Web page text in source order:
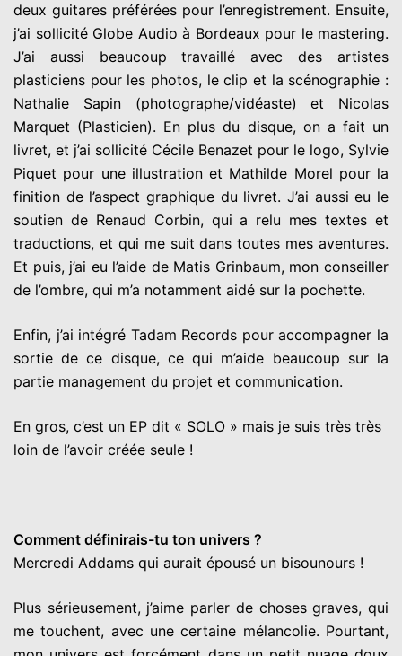
deux guitares préférées pour l’enregistrement. Ensuite,
j’ai sollicité Globe Audio à Bordeaux pour le mastering.
J’ai aussi beaucoup travaillé avec des artistes
plasticiens pour les photos, le clip et la scénographie :
Nathalie Sapin (photographe/vidéaste) et Nicolas
Marquet (Plasticien). En plus du disque, on a fait un
livret, et j’ai sollicité Cécile Benazet pour le logo, Sylvie
Piquet pour une illustration et Mathilde Morel pour la
finition de l’aspect graphique du livret. J’ai aussi eu le
soutien de Renaud Corbin, qui a relu mes textes et
traductions, et qui me suit dans toutes mes aventures.
Et puis, j’ai eu l’aide de Matis Grinbaum, mon conseiller
de l’ombre, qui m’a notamment aidé sur la pochette.
Enfin, j’ai intégré Tadam Records pour accompagner la
sortie de ce disque, ce qui m’aide beaucoup sur la
partie management du projet et communication.
En gros, c’est un EP dit « SOLO » mais je suis très très
loin de l’avoir créée seule !
Comment définirais-tu ton univers ?
Mercredi Addams qui aurait épousé un bisounours !
Plus sérieusement, j’aime parler de choses graves, qui
me touchent, avec une certaine mélancolie. Pourtant,